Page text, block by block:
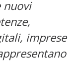
nuovi
imprese